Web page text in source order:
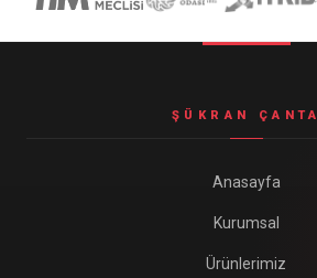
ŞÜKRAN ÇANTA
Anasayfa
Kurumsal
Ürünlerimiz